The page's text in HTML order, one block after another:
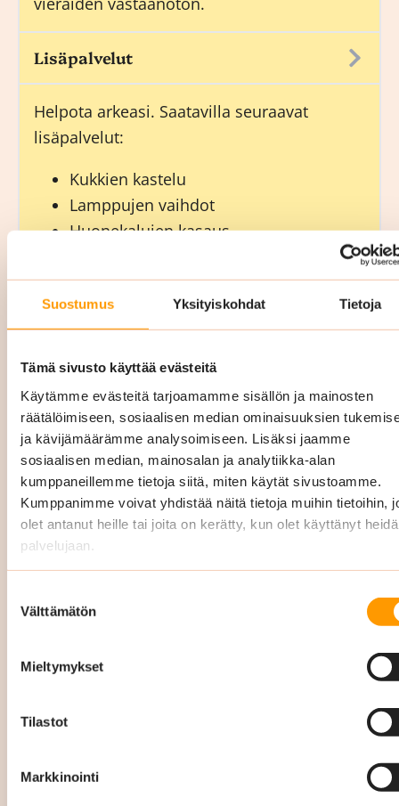
Suostumus Yksityiskohdat Tietoja
Tämä sivusto käyttää evästeitä
Käytämme evästeitä tarjoamamme sisällön ja mainosten
räätälöimiseen, sosiaalisen median ominaisuuksien
ja kävijämäärämme analysoimiseen. Lisäksi jaamme
sosiaalisen median, mainosalan ja analytiikka-alan
kumppaneillemme tietoja siitä, miten käytät sivustoamme.
Kumppanimme voivat yhdistää näitä tietoja muihin tietoihin,
olet antanut heille tai joita on kerätty, kun olet käyttänyt
palvelujaan.
valinta
Välttämätön
Mieltymykset
Tilastot
Markkinointi
Lisäpalvelut
Helpota arkeasi. Saatavilla seuraavat
lisäpalvelut:
Kukkien kastelu
Lamppujen vaihdot
Huonekalujen kasaus
Hygienia- ja kahvitarvikkeiden täytöt.
Päivystyssiivous 24/7 (Uusimaa):
Siskon Siivouksen päivystyssiivous auttaa
yrityksiä Uudellamaalla kaikissa äkillisissä
siivoustarpeissa 24/7 nopeasti ja
tehokkaasti, soita029 3400 900.
vesivahinko
viemärivahinko
eritesiivoukset
kirjaamme kaikki omavalvonnat, laatukierrokset